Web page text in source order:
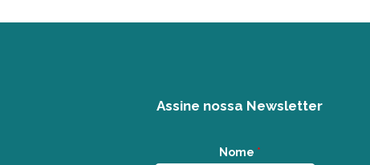
Assine nossa Newsletter
Nome *